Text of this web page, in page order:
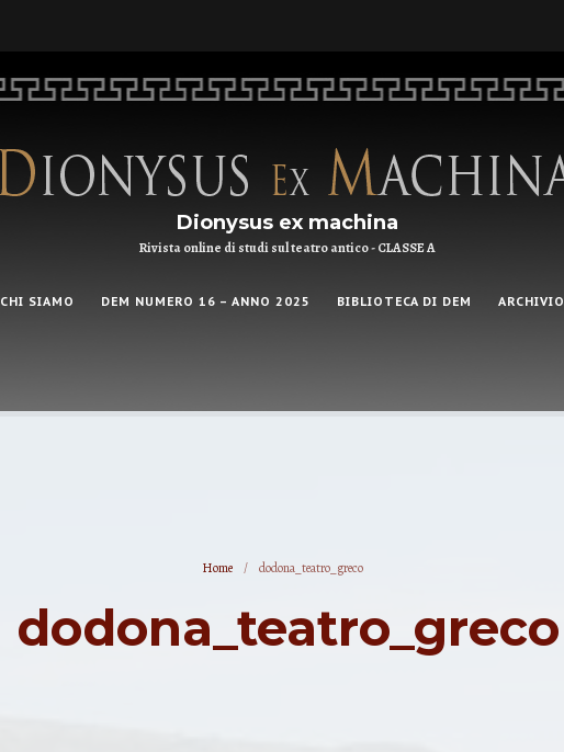
Dionysus ex machina
Rivista online di studi sul teatro antico - CLASSE A
CHI SIAMO DEM NUMERO 16 – ANNO 2025 BIBLIOTECA DI DEM ARCHIVIO
Home / dodona_teatro_greco
dodona_teatro_greco